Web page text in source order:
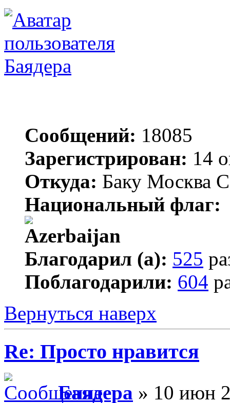
Баядера
Сообщений: 18085
Зарегистрирован: 14
Откуда: Баку Москва
Национальный флаг:
Благодарил (а): 525
Поблагодарили: 604
Вернуться наверх
Re: Просто нравится
Баядера » 10 июн